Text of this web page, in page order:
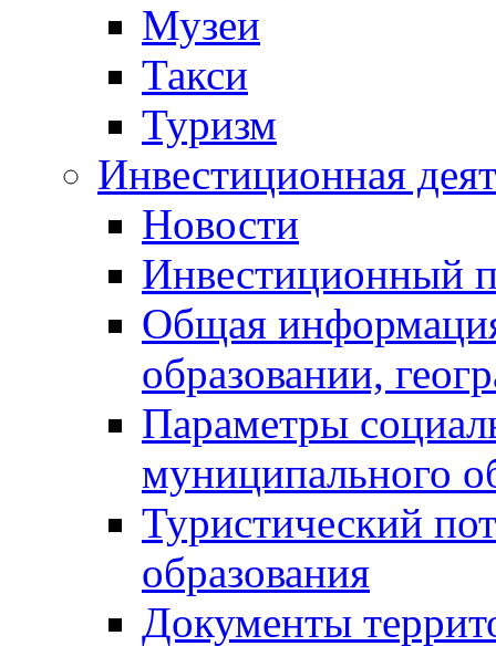
Музеи
Такси
Туризм
Инвестиционная
Новости
Инвестиционный
Общая
образовании,
Параметры
муниципального
Туристический
образования
Документы